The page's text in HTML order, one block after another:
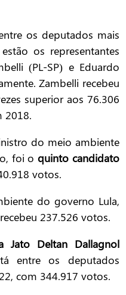
os deputados mais
os representantes
(PL-SP) e Eduardo
Zambelli recebeu
superior aos 76.306
2018.
do meio ambiente
foi oquinto candidato
votos.
do governo Lula,
237.526 votos.
Jato Deltan Dallagnol
entre os deputados
com 344.917 votos.